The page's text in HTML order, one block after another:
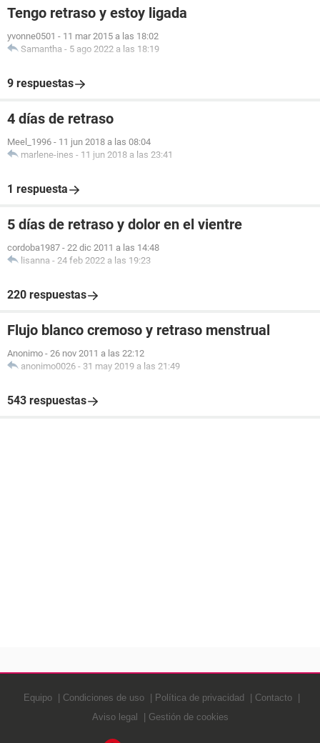
Tengo retraso y estoy ligada
yvonne0501 - 11 mar 2015 a las 18:02
Samantha - 5 ago 2022 a las 18:19
9 respuestas
4 días de retraso
Meel_1996 - 11 jun 2018 a las 08:04
marlene-ines - 11 jun 2018 a las 23:41
1 respuesta
5 días de retraso y dolor en el vientre
cordoba1987 - 22 dic 2011 a las 14:48
lisanna - 24 feb 2022 a las 19:23
220 respuestas
Flujo blanco cremoso y retraso menstrual
Anonimo - 26 nov 2011 a las 22:12
anonimo0026 - 31 may 2019 a las 21:49
543 respuestas
Equipo Condiciones de uso Política de privacidad
Contacto
Aviso legal
Gestión de cookies